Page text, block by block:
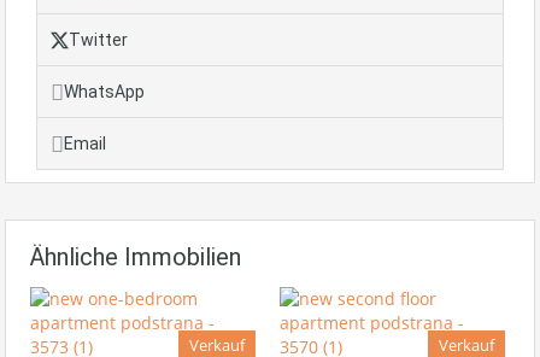
Twitter
WhatsApp
Email
Ähnliche Immobilien
Verkauf Verkauf